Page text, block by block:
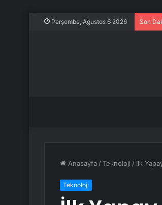
Perşembe, Ağustos 6 2026 Son
Anasayfa /Teknoloji / İlk
Teknoloji